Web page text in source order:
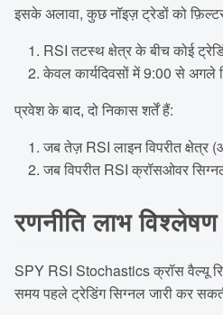
इसके अलावा, कुछ नॉइज़ ट्रेडों को
RSI तटस्थ क्षेत्र के बीच कोई
केवल कार्यदिवसों में 9:00 से अगले
प्रवेश के बाद, दो निकास शर्तें हैं:
जब तेज़ RSI लाइन विपरीत क्षेत्र
जब विपरीत RSI क्रॉसओवर
रणनीति लाभ विश्लेषण
SPY RSI Stochastics क्रॉस वैल्यू
समय पहले ट्रेडिंग सिग्नल जारी कर